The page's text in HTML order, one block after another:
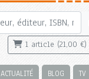
1 article (21,00 €)
ACTUALITÉ BLOG TV